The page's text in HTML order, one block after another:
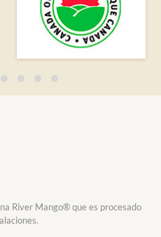
River Mango® que es procesado